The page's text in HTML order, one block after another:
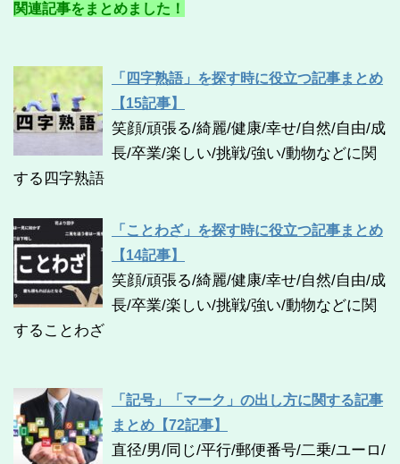
関連記事をまとめました！
「四字熟語」を探す時に役立つ記事まとめ
【15記事】
笑顔/頑張る/綺麗/健康/幸せ/自然/自由/成
長/卒業/楽しい/挑戦/強い/動物などに関
する四字熟語
「ことわざ」を探す時に役立つ記事まとめ
【14記事】
笑顔/頑張る/綺麗/健康/幸せ/自然/自由/成
長/卒業/楽しい/挑戦/強い/動物などに関
することわざ
「記号」「マーク」の出し方に関する記事
まとめ【72記事】
直径/男/同じ/平行/郵便番号/二乗/ユーロ/